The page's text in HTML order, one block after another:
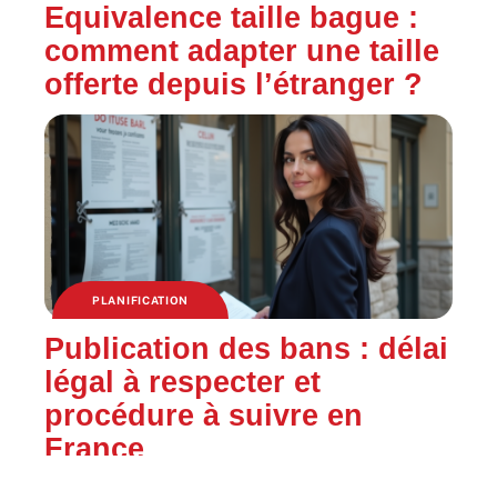
Equivalence taille bague :
comment adapter une taille
offerte depuis l’étranger ?
PLANIFICATION
Publication des bans : délai
légal à respecter et
procédure à suivre en
France